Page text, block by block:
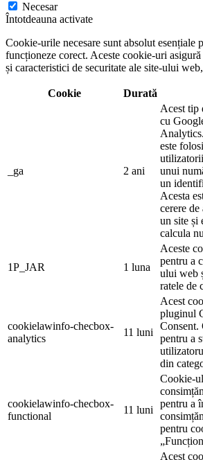
Necesar
Întotdeauna activate
Cookie-urile necesare sunt absolut esențiale
funcționeze corect. Aceste cookie-uri
și caracteristici de securitate ale site-ului
Cookie Durată
_ga 2 ani
Acest tip
cu
este
unui
un
Acesta
cerere
un site și
calcula
1P_JAR 1 luna
Aceste
pentru a
ului web
ratele de
cookielawinfo-checbox-
analytics
11 luni
Acest
pluginul
Consent.
pentru a
din
cookielawinfo-checbox-
functional
11 luni
Cookie-
pentru a
pentru
Acest